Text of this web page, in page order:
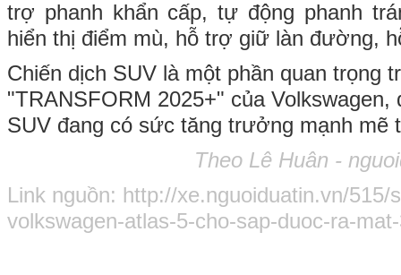
trợ phanh khẩn cấp, tự động phanh
hiển thị điểm mù, hỗ trợ giữ làn đường,
Chiến dịch SUV là một phần quan trọng
"TRANSFORM 2025+" của Volkswagen,
SUV đang có sức tăng trưởng mạnh mẽ
Theo Lê Huân -
Link nguồn: http://xe.nguoiduatin.vn/515/
volkswagen-atlas-5-cho-sap-duoc-ra-